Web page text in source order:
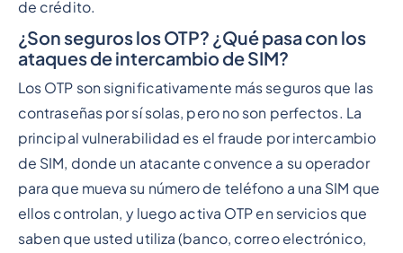
de crédito.
¿Son seguros los OTP? ¿Qué pasa con los
ataques de intercambio de SIM?
Los OTP son significativamente más seguros que las
contraseñas por sí solas, pero no son perfectos. La
principal vulnerabilidad es el fraude por intercambio
de SIM, donde un atacante convence a su operador
para que mueva su número de teléfono a una SIM que
ellos controlan, y luego activa OTP en servicios que
saben que usted utiliza (banco, correo electrónico,